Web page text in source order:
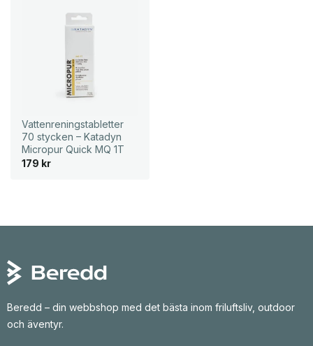
Vattenreningstabletter
70 stycken – Katadyn
Micropur Quick MQ 1T
179 kr
Beredd – din webbshop med det bästa inom friluftsliv, outdoor
och äventyr.